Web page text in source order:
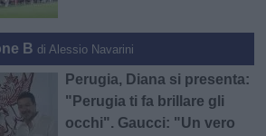
B di Alessio Navarini
Perugia, Diana si presenta:
"Perugia ti fa brillare gli
occhi". Gaucci: "Un vero